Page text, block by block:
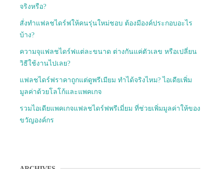
จริงหรือ?
สั่งทำแฟลชไดร์ฟให้คนรุ่นใหม่ชอบ ต้องมีองค์ประกอบอะไร
บ้าง?
ความจุแฟลชไดร์ฟแต่ละขนาด ต่างกันแค่ตัวเลข หรือเปลี่ยน
วิธีใช้งานไปเลย?
แฟลชไดร์ฟราคาถูกแต่ดูพรีเมียม ทำได้จริงไหม? ไอเดียเพิ่ม
มูลค่าด้วยโลโก้และแพคเกจ
รวมไอเดียแพคเกจแฟลชไดร์ฟพรีเมี่ยม ที่ช่วยเพิ่มมูลค่าให้ของ
ขวัญองค์กร